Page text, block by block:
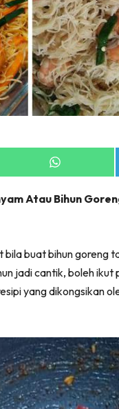
Share
on
Atau Bihun
buat bihun goreng
jadi cantik, boleh
yang dikongsikan